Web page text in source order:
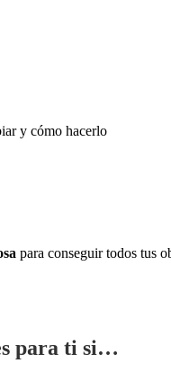
y cómo hacerlo
para conseguir todos tus
para ti si…